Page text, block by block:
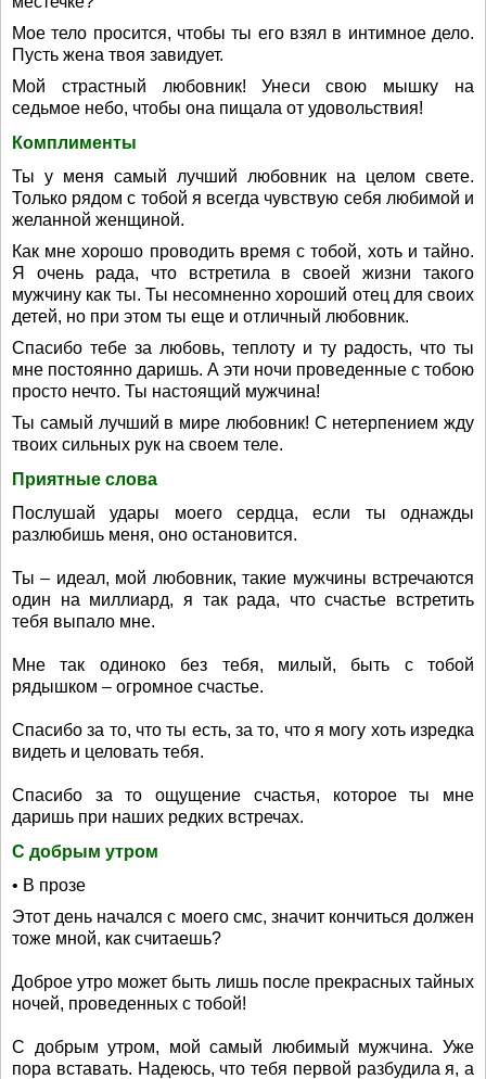
Мое тело просится, чтобы ты его взял в интимное дело.
Пусть жена твоя завидует.
Мой страстный любовник! Унеси свою мышку на
седьмое небо, чтобы она пищала от удовольствия!
Комплименты
Ты у меня самый лучший любовник на целом свете.
Только рядом с тобой я всегда чувствую себя любимой и
желанной женщиной.
Как мне хорошо проводить время с тобой, хоть и тайно.
Я очень рада, что встретила в своей жизни такого
мужчину как ты. Ты несомненно хороший отец для своих
детей, но при этом ты еще и отличный любовник.
Спасибо тебе за любовь, теплоту и ту радость, что ты
мне постоянно даришь. А эти ночи проведенные с тобою
просто нечто. Ты настоящий мужчина!
Ты самый лучший в мире любовник! С нетерпением жду
твоих сильных рук на своем теле.
Приятные слова
Послушай удары моего сердца, если ты однажды
разлюбишь меня, оно остановится.
Ты – идеал, мой любовник, такие мужчины встречаются
один на миллиард, я так рада, что счастье встретить
тебя выпало мне.
Мне так одиноко без тебя, милый, быть с тобой
рядышком – огромное счастье.
Спасибо за то, что ты есть, за то, что я могу хоть изредка
видеть и целовать тебя.
Спасибо за то ощущение счастья, которое ты мне
даришь при наших редких встречах.
С добрым утром
• В прозе
Этот день начался с моего смс, значит кончиться должен
тоже мной, как считаешь?
Доброе утро может быть лишь после прекрасных тайных
ночей, проведенных с тобой!
С добрым утром, мой самый любимый мужчина. Уже
пора вставать. Надеюсь, что тебя первой разбудила я, а